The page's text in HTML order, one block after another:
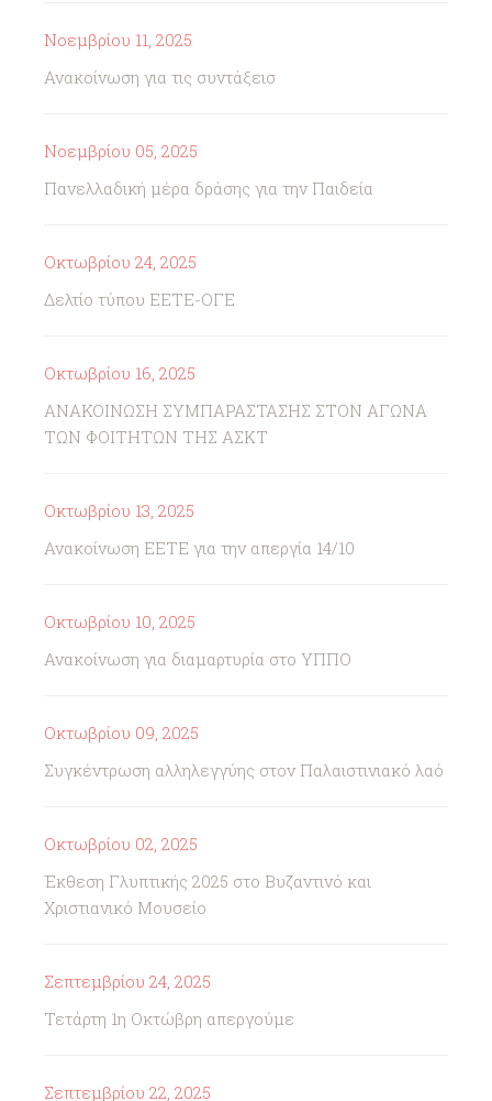
Νοεμβρίου 11, 2025
Ανακοίνωση για τις συντάξεισ
Νοεμβρίου 05, 2025
Πανελλαδική μέρα δράσης για την Παιδεία
Οκτωβρίου 24, 2025
Δελτίο τύπου ΕΕΤΕ-ΟΓΕ
Οκτωβρίου 16, 2025
ΑΝΑΚΟΙΝΩΣΗ ΣΥΜΠΑΡΑΣΤΑΣΗΣ ΣΤΟΝ ΑΓΩΝΑ
ΤΩΝ ΦΟΙΤΗΤΩΝ ΤΗΣ ΑΣΚΤ
Οκτωβρίου 13, 2025
Ανακοίνωση ΕΕΤΕ για την απεργία 14/10
Οκτωβρίου 10, 2025
Ανακοίνωση για διαμαρτυρία στο ΥΠΠΟ
Οκτωβρίου 09, 2025
Συγκέντρωση αλληλεγγύης στον Παλαιστινιακό λαό
Οκτωβρίου 02, 2025
Έκθεση Γλυπτικής 2025 στο Βυζαντινό και
Χριστιανικό Μουσείο
Σεπτεμβρίου 24, 2025
Τετάρτη 1η Οκτώβρη απεργούμε
Σεπτεμβρίου 22, 2025